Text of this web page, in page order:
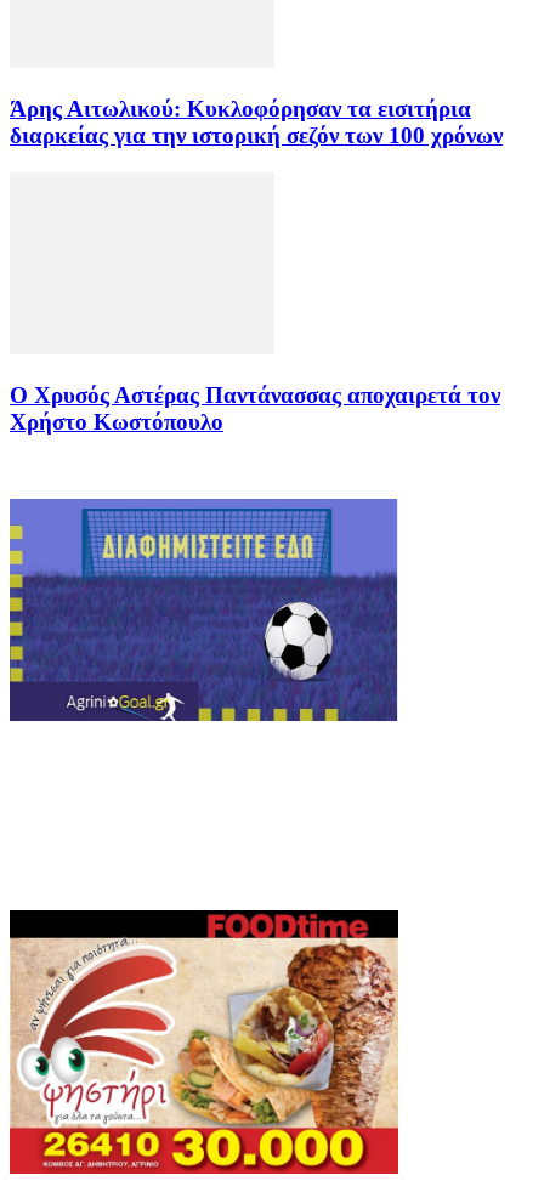
Άρης Αιτωλικού: Κυκλοφόρησαν τα εισιτήρια
διαρκείας για την ιστορική σεζόν των 100 χρόνων
Ο Χρυσός Αστέρας Παντάνασσας αποχαιρετά τον
Χρήστο Κωστόπουλο